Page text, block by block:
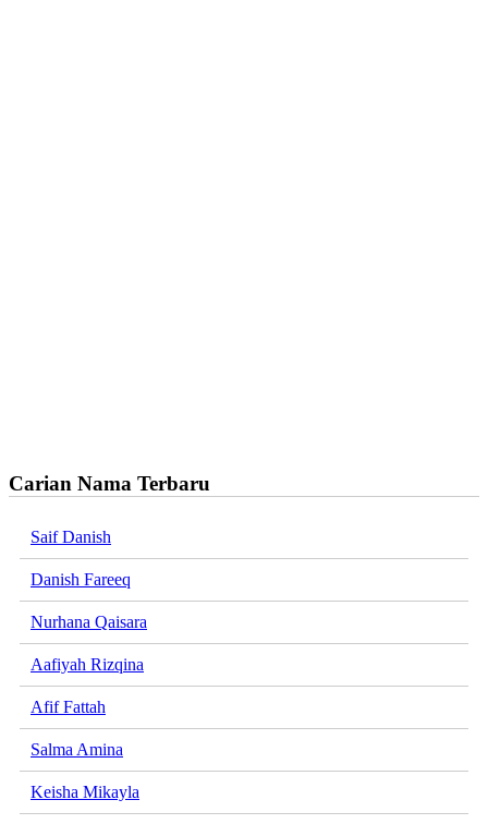
Carian Nama Terbaru
Saif Danish
Danish Fareeq
Nurhana Qaisara
Aafiyah Rizqina
Afif Fattah
Salma Amina
Keisha Mikayla